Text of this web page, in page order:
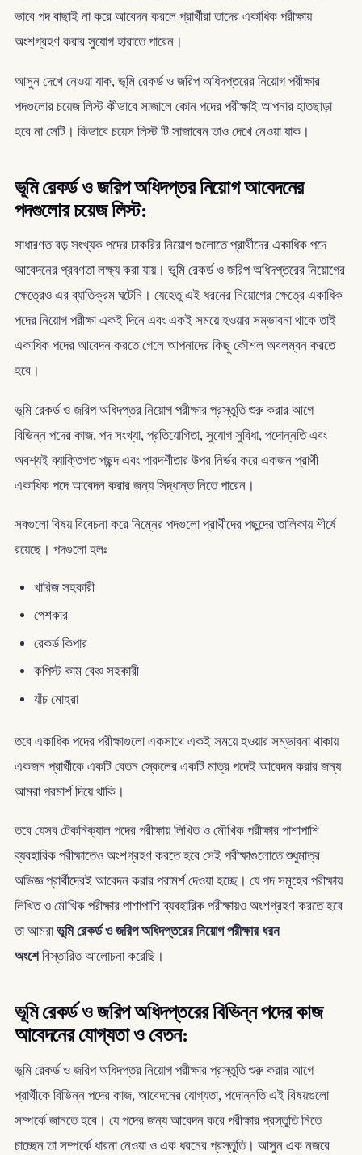
ভাবে পদ বাছাই না করে আবেদন করলে প্রার্থীরা তাদের একাধিক পরীক্ষায়
অংশগ্রহণ করার সুযোগ হারাতে পারেন।
আসুন দেখে নেওয়া যাক, ভূমি রেকর্ড ও জরিপ অধিদপ্তরের নিয়োগ পরীক্ষার
পদগুলোর চয়েজ লিস্ট কীভাবে সাজালে কোন পদের পরীক্ষাই আপনার হাতছাড়া
হবে না সেটি। কিভাবে চয়েস লিস্ট টি সাজাবেন তাও দেখে নেওয়া যাক।
ভূমি রেকর্ড ও জরিপ অধিদপ্তর নিয়োগ আবেদনের
পদগুলোর চয়েজ লিস্ট:
সাধারণত বড় সংখ্যক পদের চাকরির নিয়োগ গুলোতে প্রার্থীদের একাধিক পদে
আবেদনের প্রবণতা লক্ষ্য করা যায়। ভূমি রেকর্ড ও জরিপ অধিদপ্তরের নিয়োগের
ক্ষেত্রেও এর ব্যাতিক্রম ঘটেনি। যেহেতু এই ধরনের নিয়োগের ক্ষেত্রে একাধিক
পদের নিয়োগ পরীক্ষা একই দিনে এবং একই সময়ে হওয়ার সম্ভাবনা থাকে তাই
একাধিক পদের আবেদন করতে গেলে আপনাদের কিছু কৌশল অবলম্বন করতে
হবে।
ভূমি রেকর্ড ও জরিপ অধিদপ্তর নিয়োগ পরীক্ষার প্রস্তুতি শুরু করার আগে
বিভিন্ন পদের কাজ, পদ সংখ্যা, প্রতিযোগিতা, সুযোগ সুবিধা, পদোন্নতি এবং
অবশ্যই ব্যাক্তিগত পছন্দ এবং পারদর্শীতার উপর নির্ভর করে একজন প্রার্থী
একাধিক পদে আবেদন করার জন্য সিদ্ধান্ত নিতে পারেন।
সবগুলো বিষয় বিবেচনা করে নিম্নের পদগুলো প্রার্থীদের পছন্দের তালিকায় শীর্ষে
রয়েছে। পদগুলো হলঃ
খারিজ সহকারী
পেশকার
রেকর্ড কিপার
কপিস্ট কাম বেঞ্চ সহকারী
যাঁচ মোহরা
তবে একাধিক পদের পরীক্ষাগুলো একসাথে একই সময়ে হওয়ার সম্ভাবনা থাকায়
একজন প্রার্থীকে একটি বেতন স্কেলের একটি মাত্র পদেই আবেদন করার জন্য
আমরা পরমার্শ দিয়ে থাকি।
তবে যেসব টেকনিক্যাল পদের পরীক্ষায় লিখিত ও মৌখিক পরীক্ষার পাশাপাশি
ব্যবহারিক পরীক্ষাতেও অংশগ্রহণ করতে হবে সেই পরীক্ষাগুলোতে শুধুমাত্র
অভিজ্ঞ প্রার্থীদেরই আবেদন করার পরামর্শ দেওয়া হচ্ছে। যে পদ সমূহের পরীক্ষায়
লিখিত ও মৌখিক পরীক্ষার পাশাপাশি ব্যবহারিক পরীক্ষায়ও অংশগ্রহণ করতে হবে
তা আমরাভূমি রেকর্ড ও জরিপ অধিদপ্তরের নিয়োগ পরীক্ষার ধরন
অংশেবিস্তারিত আলোচনা করেছি।
ভূমি রেকর্ড ও জরিপ অধিদপ্তরের বিভিন্ন পদের কাজ
আবেদনের যোগ্যতা ও বেতন:
ভূমি রেকর্ড ও জরিপ অধিদপ্তর নিয়োগ পরীক্ষার প্রস্তুতি শুরু করার আগে
প্রার্থীকে বিভিন্ন পদের কাজ, আবেদনের যোগ্যতা, পদোন্নতি এই বিষয়গুলো
সম্পর্কে জানতে হবে। যে পদের জন্য আবেদন করে পরীক্ষার প্রস্তুতি নিতে
চাচ্ছেন তা সম্পর্কে ধারনা নেওয়া ও এক ধরনের প্রস্তুতি। আসুন এক নজরে